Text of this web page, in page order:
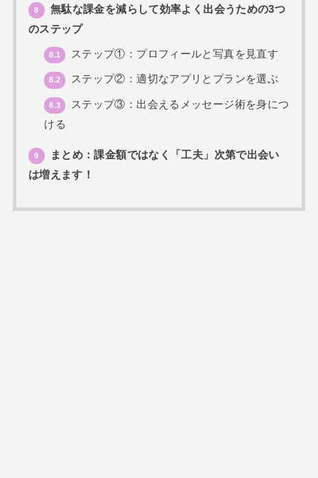
8
無駄な課金を減らして効率よく出会うための3つ
のステップ
8.1 ステップ①：プロフィールと写真を見直す
8.2 ステップ②：適切なアプリとプランを選ぶ
8.3
ステップ③：出会えるメッセージ術を身につ
ける
9
まとめ：課金額ではなく「工夫」次第で出会い
は増えます！